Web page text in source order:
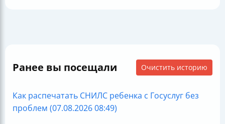
Ранее вы посещали Очистить историю
Как распечатать СНИЛС ребенка с Госуслуг без
проблем (07.08.2026 08:49)